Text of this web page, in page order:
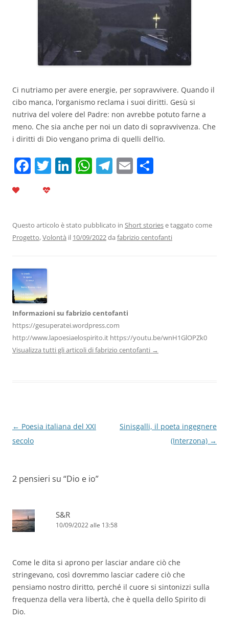
Ci nutriamo per avere energie, per sopravvivere. Quando il
cibo manca, l’organismo reclama i suoi diritti. Gesù si
nutriva del volere del Padre: non avrebbe potuto farne a
meno. Che sia anche per noi un dato di sopravvivenza. Che
i diritti di Dio vengano prima di quelli dell’io.
F
b
o
o
k
T Li
dI
n
W
A
p
T
a
m
E
vi
di
Questo articolo è stato pubblicato in Short storiese taggato come
Progetto,Volontà il 10/09/2022da fabrizio centofanti
Informazioni su fabrizio centofanti
https://gesuperatei.wordpress.com
http://www.lapoesiaelospirito.it https://youtu.be/wnH1GlOPZk0
Visualizza tutti gli articoli di fabrizio centofanti →
Navigazione
articolo
← Poesia italiana del XXI
secolo
Sinisgalli, il poeta ingegnere
(Interzona) →
2 pensieri su “Dio e io”
S&R
10/09/2022 alle 13:58
Come le dita si aprono per lasciar andare ciò che
stringevano, così dovremmo lasciar cadere ciò che
pensiamo nostro diritto, perché il cuore si sintonizzi sulla
frequenza della vera libertà, che è quella dello Spirito di
Dio.